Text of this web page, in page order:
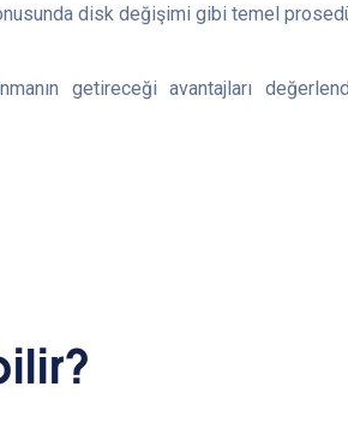
disk değişimi gibi temel
getireceği avantajları